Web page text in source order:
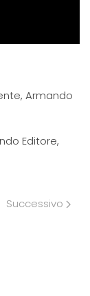
Armando
Editore,
Successivo